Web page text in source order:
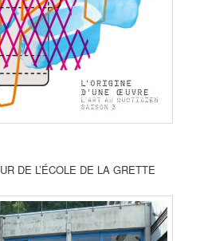
DE L’ÉCOLE DE LA GRETTE